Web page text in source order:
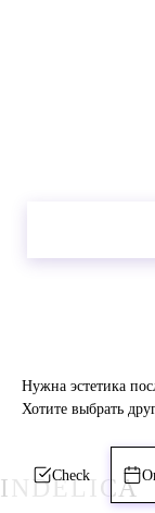
Нужна эстетика
Хотите выбрать
Check
INDELICA